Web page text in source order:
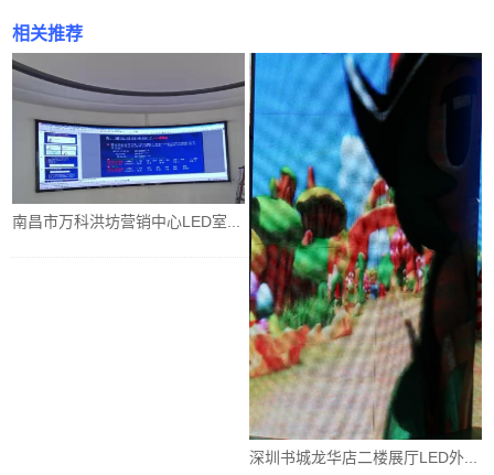
相关推荐
南昌市万科洪坊营销中心LED室...
深圳书城龙华店二楼展厅LED外...